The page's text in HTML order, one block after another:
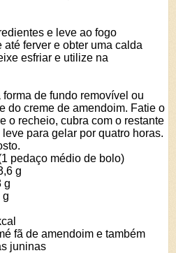
e leve ao fogo
ferver e obter uma calda
esfriar e utilize na
de fundo removível ou
do creme de amendoim. Fatie o
o recheio, cubra com o restante
para gelar por quatro horas.
pedaço médio de bolo)
g
g
g
fã de amendoim e também
juninas